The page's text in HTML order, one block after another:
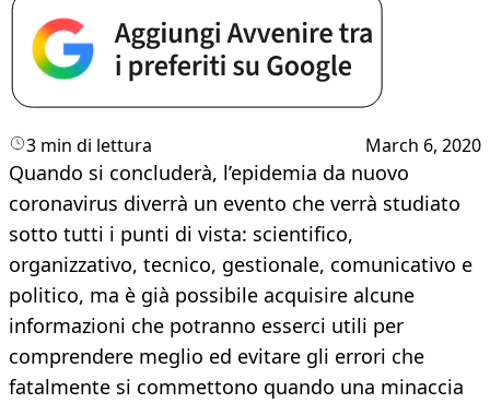
3 min di lettura March 6, 2020
Quando si concluderà, l’epidemia da nuovo
coronavirus diverrà un evento che verrà studiato
sotto tutti i punti di vista: scientifico,
organizzativo, tecnico, gestionale, comunicativo e
politico, ma è già possibile acquisire alcune
informazioni che potranno esserci utili per
comprendere meglio ed evitare gli errori che
fatalmente si commettono quando una minaccia